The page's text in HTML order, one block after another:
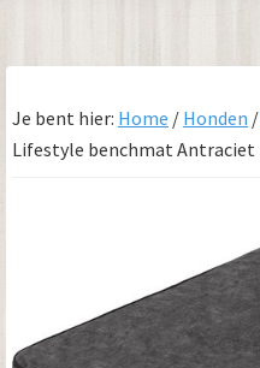
Je bent hier: Home / Honden /
Lifestyle benchmat Antraciet